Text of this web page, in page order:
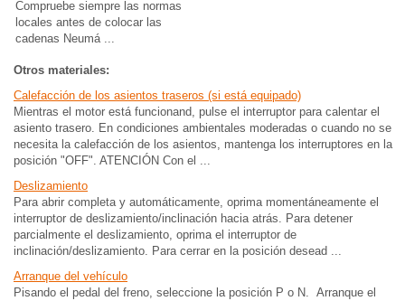
Compruebe siempre las normas
locales antes de colocar las
cadenas Neumá ...
Otros materiales:
Calefacción de los asientos traseros (si está equipado)
Mientras el motor está funcionand, pulse el interruptor para calentar el
asiento trasero. En condiciones ambientales moderadas o cuando no se
necesita la calefacción de los asientos, mantenga los interruptores en la
posición "OFF". ATENCIÓN Con el ...
Deslizamiento
Para abrir completa y automáticamente, oprima momentáneamente el
interruptor de deslizamiento/inclinación hacia atrás. Para detener
parcialmente el deslizamiento, oprima el interruptor de
inclinación/deslizamiento. Para cerrar en la posición desead ...
Arranque del vehículo
Pisando el pedal del freno, seleccione la posición P o N. Arranque el